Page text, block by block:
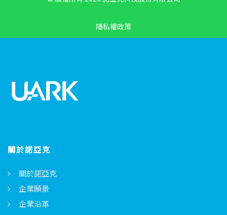
隱私權政策
關於諾亞克
關於諾亞克
企業願景
企業沿革